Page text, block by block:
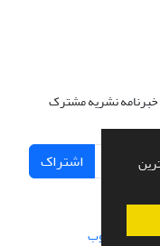
خبرنامه نشریه مشترک
اشتراک
از سیناوب